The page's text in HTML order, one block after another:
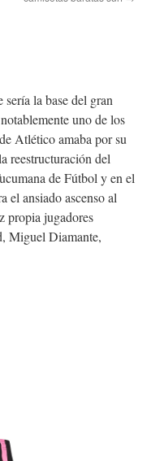
sería la base del gran
uno de los
Atlético amaba por su
reestructuración del
de Fútbol y en el
el ansiado ascenso al
propia jugadores
Miguel Diamante,